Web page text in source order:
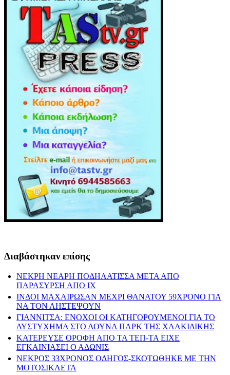
Διαβάστηκαν επίσης
ΝΕΚΡΗ ΝΕΑΡΗ ΠΟΔΗΛΑΤΙΣΣΑ ΜΕΤΑ ΑΠΟ
ΠΑΡΑΣΥΡΣΗ ΑΠΟ ΙΧ
ΙΝΔΟΙ ΜΑΧΑΙΡΩΣΑΝ ΜΕΧΡΙ ΘΑΝΑΤΟΥ 59ΧΡΟΝΟ ΓΙΑ
ΝΑ ΤΟΝ ΛΗΣΤΕΨΟΥΝ
ΓΙΑΝΝΙΤΣΑ: ΕΝΟΧΟΙ ΟΙ ΚΑΤΗΓΟΡΟΥΜΕΝΟΙ ΓΙΑ ΤΟ
ΔΥΣΤΥΧΗΜΑ ΣΤΟ ΛΟΥΝΑ ΠΑΡΚ ΤΗΣ ΧΑΛΚΙΔΙΚΗΣ
ΚΑΤΕΡΕΥΣΕ ΟΡΟΦΗ ΑΠΟ ΤΑ ΤΕΠ-ΤΑ ΕΙΧΕ
ΕΓΚΑΙΝΙΑΣΕΙ Ο ΑΔΩΝΙΣ
ΝΕΚΡΟΣ 33ΧΡΟΝΟΣ ΟΔΗΓΟΣ-ΣΚΟΤΩΘΗΚΕ ΜΕ ΤΗΝ
ΜΟΤΟΣΙΚΛΕΤΑ